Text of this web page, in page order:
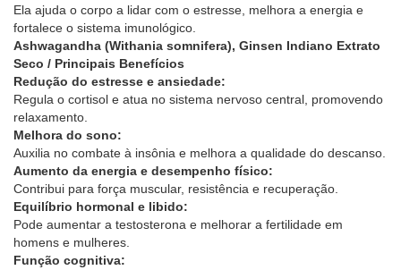
Ela ajuda o corpo a lidar com o estresse, melhora a energia e
fortalece o sistema imunológico.
Ashwagandha (Withania somnifera), Ginsen Indiano Extrato
Seco / Principais Benefícios
Redução do estresse e ansiedade:
Regula o cortisol e atua no sistema nervoso central, promovendo
relaxamento.
Melhora do sono:
Auxilia no combate à insônia e melhora a qualidade do descanso.
Aumento da energia e desempenho físico:
Contribui para força muscular, resistência e recuperação.
Equilíbrio hormonal e libido:
Pode aumentar a testosterona e melhorar a fertilidade em
homens e mulheres.
Função cognitiva: